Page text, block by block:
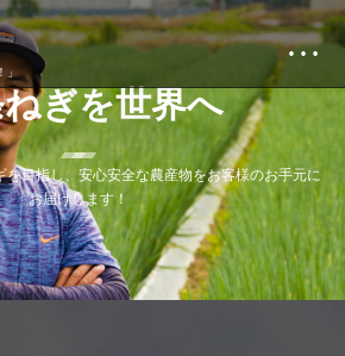
」
…
ねぎを世界へ
を目指し 、安心安全な農産物をお客様のお手元に
お届け しま す！